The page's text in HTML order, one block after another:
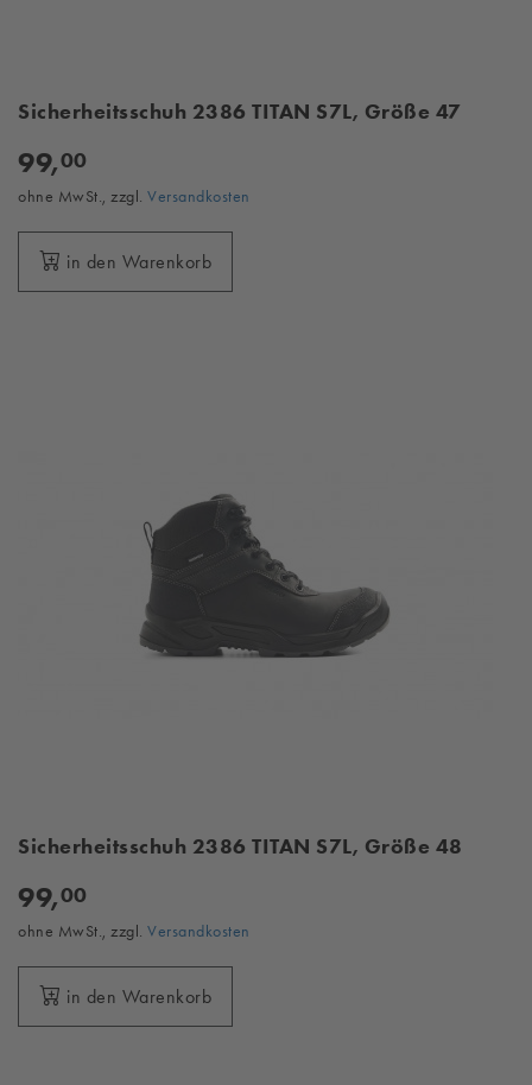
Sicherheitsschuh 2386 TITAN S7L, Größe 47
99,00
ohne MwSt., zzgl. Versandkosten
in den Warenkorb
Sicherheitsschuh 2386 TITAN S7L, Größe 48
99,00
ohne MwSt., zzgl. Versandkosten
in den Warenkorb